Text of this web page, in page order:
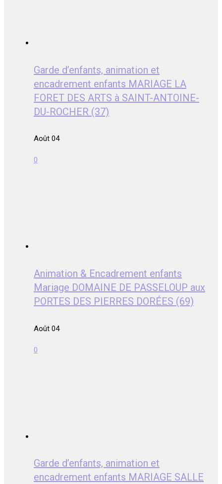
Garde d’enfants, animation et
encadrement enfants MARIAGE LA
FORET DES ARTS à SAINT-ANTOINE-
DU-ROCHER (37)
Août 04
0
Animation & Encadrement enfants
Mariage DOMAINE DE PASSELOUP aux
PORTES DES PIERRES DORÉES (69)
Août 04
0
Garde d’enfants, animation et
encadrement enfants MARIAGE SALLE